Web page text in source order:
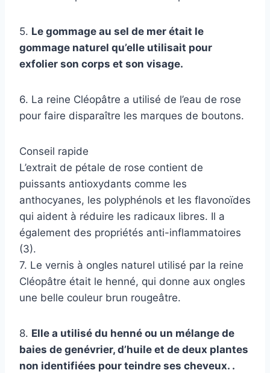
5. Le gommage au sel de mer était le
gommage naturel qu’elle utilisait pour
exfolier son corps et son visage.
6. La reine Cléopâtre a utilisé de l’eau de rose
pour faire disparaître les marques de boutons.
Conseil rapide
L’extrait de pétale de rose contient de
puissants antioxydants comme les
anthocyanes, les polyphénols et les flavonoïdes
qui aident à réduire les radicaux libres. Il a
également des propriétés anti-inflammatoires
(3).
7. Le vernis à ongles naturel utilisé par la reine
Cléopâtre était le henné, qui donne aux ongles
une belle couleur brun rougeâtre.
8. Elle a utilisé du henné ou un mélange de
baies de genévrier, d’huile et de deux plantes
non identifiées pour teindre ses cheveux. .